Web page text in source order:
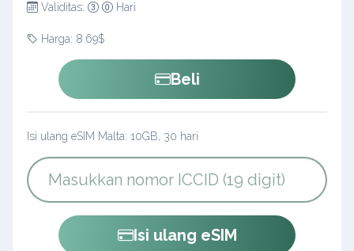
Validitas: Hari
Harga: 8.69$
Beli
Isi ulang eSIM Malta: 10GB, 30 hari
Isi ulang eSIM